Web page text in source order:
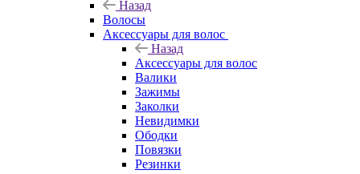
Назад
Волосы
Аксессуары для волос
Назад
Аксессуары для волос
Валики
Зажимы
Заколки
Невидимки
Ободки
Повязки
Резинки